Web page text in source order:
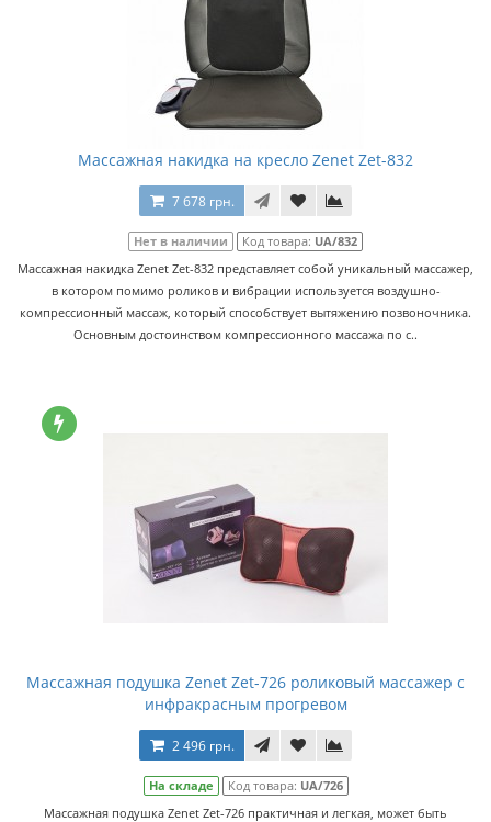
Массажная накидка на кресло Zenet Zet-832
7 678 грн.
Нет в наличии Код товара: UA/832
Массажная накидка Zenet Zet-832 представляет собой уникальный массажер,
в котором помимо роликов и вибрации используется воздушно-
компрессионный массаж, который способствует вытяжению позвоночника.
Основным достоинством компрессионного массажа по с..
Массажная подушка Zenet Zet-726 роликовый массажер с
инфракрасным прогревом
2 496 грн.
На складе Код товара: UA/726
Массажная подушка Zenet Zet-726 практичная и легкая, может быть